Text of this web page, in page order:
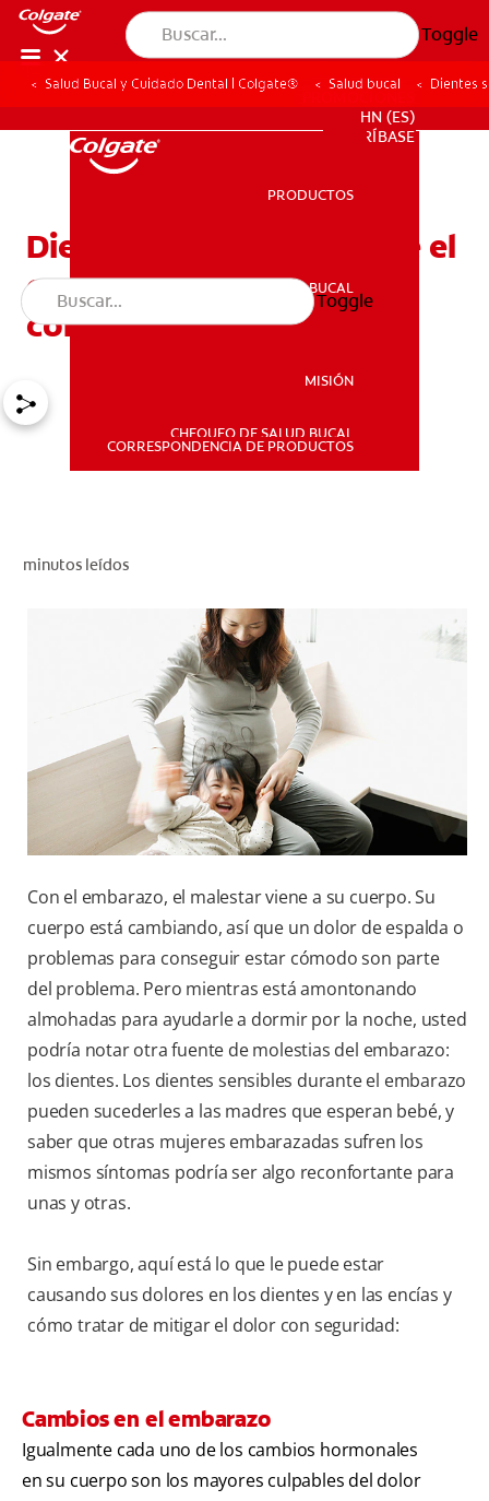
Toggle
SALUD BUCAL
PROMOCIONES
SUSCRÍBASE
HN (ES)
SUSCRÍBASE
PRODUCTOS
SALUD BUCAL
MISIÓN
CHEQUEO DE SALUD BUCAL
CORRESPONDENCIA DE PRODUCTOS
Toggle
Salud Bucal y Cuidado Dental | Colgate® Salud bucal Dientes
Dientes sensibles durante el
embarazo: qué esperar y
cómo tratarlos
minutos leídos
Con el embarazo, el malestar viene a su cuerpo. Su
cuerpo está cambiando, así que un dolor de espalda o
problemas para conseguir estar cómodo son parte
del problema. Pero mientras está amontonando
almohadas para ayudarle a dormir por la noche, usted
podría notar otra fuente de molestias del embarazo:
los dientes. Los dientes sensibles durante el embarazo
pueden sucederles a las madres que esperan bebé, y
saber que otras mujeres embarazadas sufren los
mismos síntomas podría ser algo reconfortante para
unas y otras.
Sin embargo, aquí está lo que le puede estar
causando sus dolores en los dientes y en las encías y
cómo tratar de mitigar el dolor con seguridad:
Cambios en el embarazo
Igualmente cada uno de los cambios hormonales
en su cuerpo son los mayores culpables del dolor